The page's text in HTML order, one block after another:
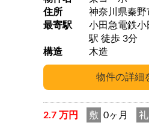
住所
神奈川県秦野
最寄駅
小田急電鉄
駅 徒歩 3分
構造
木造
2.7 万円 敷 0ヶ月 礼